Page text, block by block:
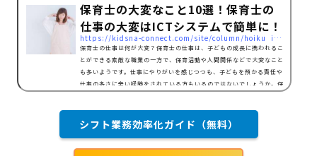
保育士の大変なこと10選！保育士の
仕事の大変はICTシステムで簡単に！
https://kidsna-connect.com/site/column/hoiku_ict/3637
保育士の仕事は何が大変？保育士の仕事は、子どもの成長に携われるこ
とができる素敵な職業の一方で、保育活動や人間関係などで大変なこと
も多いようです。仕事にやりがいを感じつつも、子どもを預かる責任や
仕事の多さに辛い経験をされている方もいるのではないでしょうか。保
が長く、持ち帰り残業が多い休日やプライベートの時間が確保しにくい
事務作業が多い指休憩時間がない保育方針が合わない…
シフト業務効率化ガイド（無料）